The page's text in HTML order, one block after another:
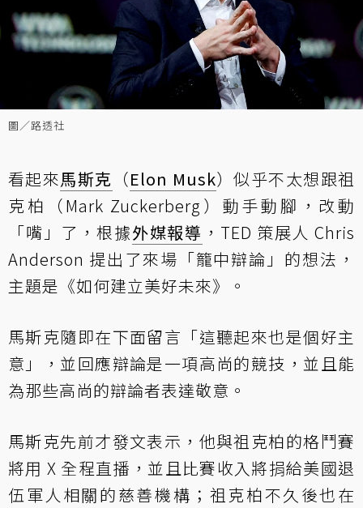
圖／路透社
看起來馬斯克 （Elon Musk）似乎不太想跟祖
克柏（Mark Zuckerberg）動手動腳，改動
「嘴」了，根據外媒報導 ，TED 策展人 Chris
Anderson 提出了來場「籠中辯論」的想法，
主題是《如何建立美好未來》。
馬斯克隨即在下面留言「這聽起來也是個好主
意」，並回應辯論是一項高尚的競技，並且能
為那些高尚的辯論者表達敬意。
馬斯克先前才發文表示，他與祖克柏的格鬥賽
將用 X 全程直播，並且比賽收入將捐給美國退
伍軍人相關的慈善機構；祖克柏不久後也在